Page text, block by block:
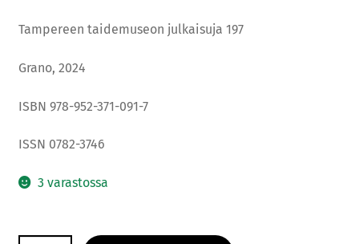
Tampereen taidemuseon julkaisuja 197
Grano, 2024
ISBN 978-952-371-091-7
ISSN 0782-3746
3 varastossa